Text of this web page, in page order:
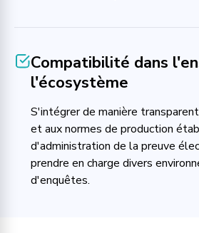
Compatibilité dans
l'écosystème
S'intégrer de manière
et aux normes de production
d'administration de la preuve
prendre en charge divers
d'enquêtes.